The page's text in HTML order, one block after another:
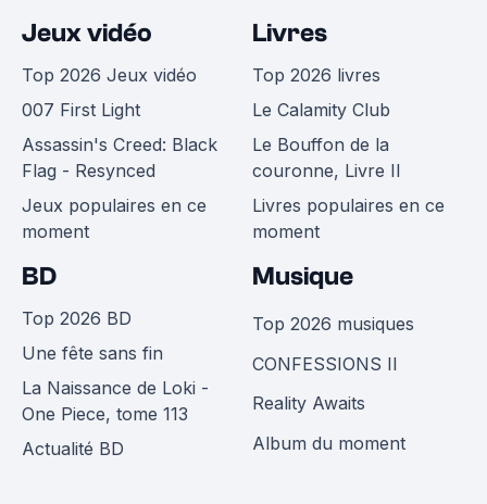
Jeux vidéo
Top 2026 Jeux vidéo
007 First Light
Assassin's Creed: Black
Flag - Resynced
Jeux populaires en ce
moment
Livres
Top 2026 livres
Le Calamity Club
Le Bouffon de la
couronne, Livre II
Livres populaires en ce
moment
BD
Top 2026 BD
Une fête sans fin
La Naissance de Loki -
One Piece, tome 113
Actualité BD
Musique
Top 2026 musiques
CONFESSIONS II
Reality Awaits
Album du moment